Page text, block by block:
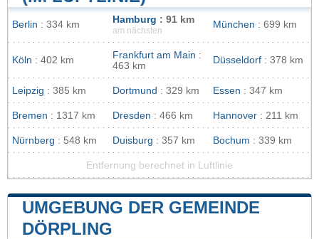
Berlin : 334 km Hamburg : 91 km
am nächsten
München : 699 km
Köln : 402 km Frankfurt am Main :
463 km
Düsseldorf : 378 km
Leipzig : 385 km Dortmund : 329 km Essen : 347 km
Bremen : 1317 km Dresden : 466 km Hannover : 211 km
Nürnberg : 548 km Duisburg : 357 km Bochum : 339 km
Entfernung berechnet in Luftlinie
UMGEBUNG DER GEMEINDE
DÖRPLING